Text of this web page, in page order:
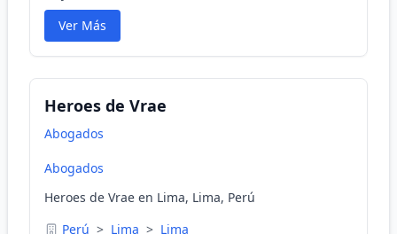
Ver Más
Heroes de Vrae
Abogados
Abogados
Heroes de Vrae en Lima, Lima, Perú
Perú > Lima > Lima